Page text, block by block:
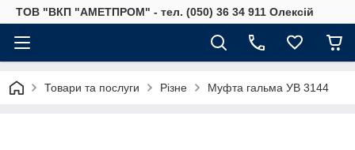
ТОВ "ВКП "АМЕТПРОМ" - тел. (050) 36 34 911 Олексій
Товари та послуги Різне Муфта гальма УВ 3144